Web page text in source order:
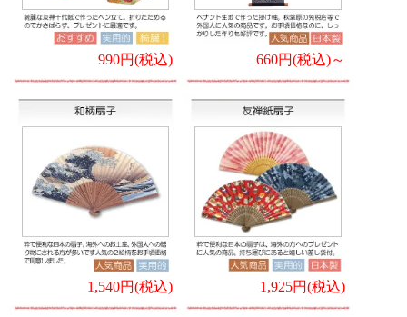
990円(税込) 660円(税込)～
1,540円(税込) 1,925円(税込)